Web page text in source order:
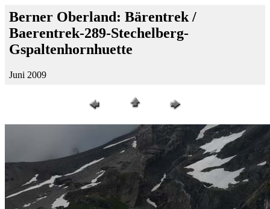
Berner Oberland: Bärentrek /
Baerentrek-289-Stechelberg-
Gspaltenhornhuette
Juni 2009